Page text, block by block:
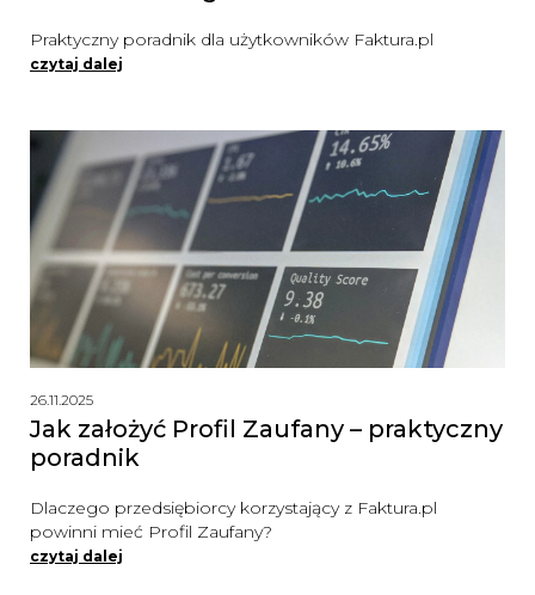
Praktyczny poradnik dla użytkowników Faktura.pl
czytaj dalej
26.11.2025
Jak założyć Profil Zaufany – praktyczny
poradnik
Dlaczego przedsiębiorcy korzystający z Faktura.pl
powinni mieć Profil Zaufany?
czytaj dalej